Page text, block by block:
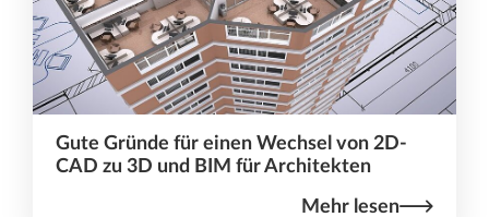
Gute Gründe für einen Wechsel von 2D-
CAD zu 3D und BIM für Architekten
Mehr lesen